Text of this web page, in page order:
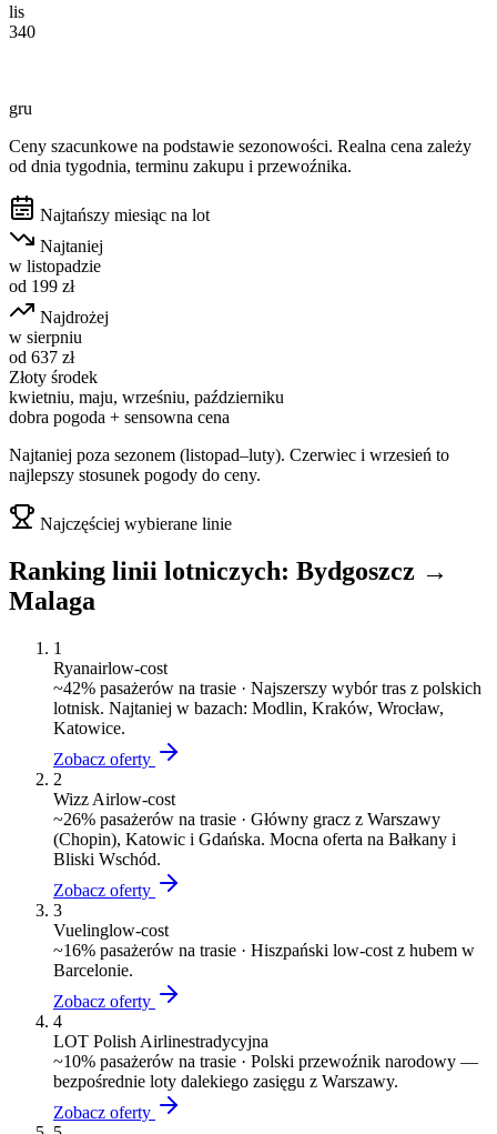
lis
340
gru
Ceny szacunkowe na podstawie sezonowości. Realna cena zależy
od dnia tygodnia, terminu zakupu i przewoźnika.
Najtańszy miesiąc na lot
Najtaniej
w listopadzie
od 199 zł
Najdrożej
w sierpniu
od 637 zł
Złoty środek
kwietniu, maju, wrześniu, październiku
dobra pogoda + sensowna cena
Najtaniej poza sezonem (listopad–luty). Czerwiec i wrzesień to
najlepszy stosunek pogody do ceny.
Najczęściej wybierane linie
Ranking linii lotniczych: Bydgoszcz →
Malaga
1
Ryanairlow-cost
~42% pasażerów na trasie · Najszerszy wybór tras z polskich
lotnisk. Najtaniej w bazach: Modlin, Kraków, Wrocław,
Katowice.
Zobacz oferty
2
Wizz Airlow-cost
~26% pasażerów na trasie · Główny gracz z Warszawy
(Chopin), Katowic i Gdańska. Mocna oferta na Bałkany i
Bliski Wschód.
Zobacz oferty
3
Vuelinglow-cost
~16% pasażerów na trasie · Hiszpański low-cost z hubem w
Barcelonie.
Zobacz oferty
4
LOT Polish Airlinestradycyjna
~10% pasażerów na trasie · Polski przewoźnik narodowy —
bezpośrednie loty dalekiego zasięgu z Warszawy.
Zobacz oferty